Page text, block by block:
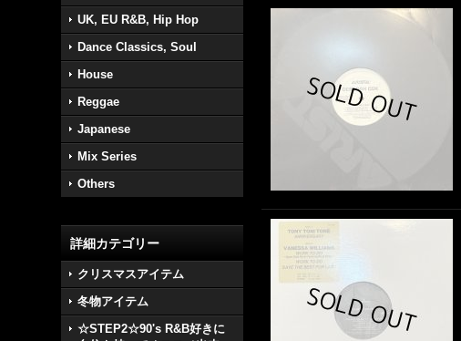
UK, EU R&B, Hip Hop
Dance Classics, Soul
House
Reggae
Japanese
Mix Series
Others
詳細カテゴリー
クリスマスアイテム
冬物アイテム
☆STEP2☆90's R&B好きに